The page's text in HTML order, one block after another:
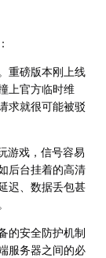
。重磅版本刚上线
上官方临时维
求就很可能被驳
游戏，信号容易
后台挂着的高清
迟、数据丢包甚
的安全防护机制
服务器之间的必